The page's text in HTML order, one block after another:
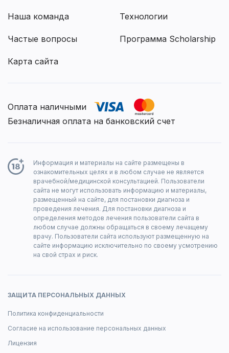
Наша команда Технологии
Частые вопросы Программа Scholarship
Карта сайта
Оплата наличными
Безналичная оплата на банковский счет
Информация и материалы на сайте размещены в
ознакомительных целях и в любом случае не является
врачебной/медицинской консультацией. Пользователи
сайта не могут использовать информацию и материалы,
размещенный на сайте, для постановки диагноза и
проведения лечения. Для постановки диагноза и
определения методов лечения пользователи сайта в
любом случае должны обращаться в своему лечащему
врачу. Пользователи сайта используют размещенную на
сайте информацию исключительно по своему усмотрению
на свой страх и риск.
ЗАЩИТА ПЕРСОНАЛЬНЫХ ДАННЫХ
Политика конфиденциальности
Согласие на использование персональных данных
Лицензия